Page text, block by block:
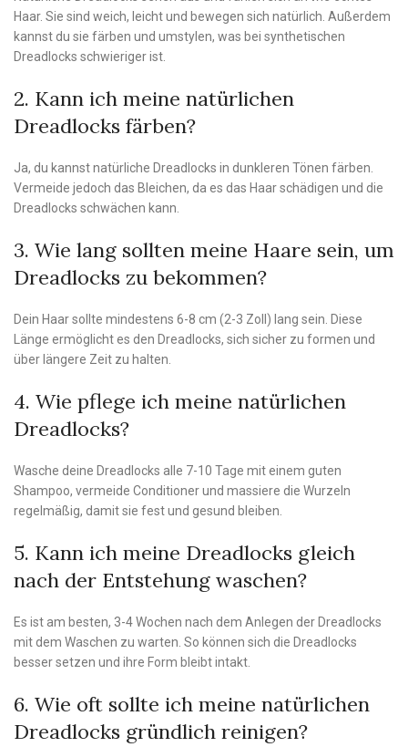
Haar. Sie sind weich, leicht und bewegen sich natürlich. Außerdem
kannst du sie färben und umstylen, was bei synthetischen
Dreadlocks schwieriger ist.
2. Kann ich meine natürlichen
Dreadlocks färben?
Ja, du kannst natürliche Dreadlocks in dunkleren Tönen färben.
Vermeide jedoch das Bleichen, da es das Haar schädigen und die
Dreadlocks schwächen kann.
3. Wie lang sollten meine Haare sein, um
Dreadlocks zu bekommen?
Dein Haar sollte mindestens 6-8 cm (2-3 Zoll) lang sein. Diese
Länge ermöglicht es den Dreadlocks, sich sicher zu formen und
über längere Zeit zu halten.
4. Wie pflege ich meine natürlichen
Dreadlocks?
Wasche deine Dreadlocks alle 7-10 Tage mit einem guten
Shampoo, vermeide Conditioner und massiere die Wurzeln
regelmäßig, damit sie fest und gesund bleiben.
5. Kann ich meine Dreadlocks gleich
nach der Entstehung waschen?
Es ist am besten, 3-4 Wochen nach dem Anlegen der Dreadlocks
mit dem Waschen zu warten. So können sich die Dreadlocks
besser setzen und ihre Form bleibt intakt.
6. Wie oft sollte ich meine natürlichen
Dreadlocks gründlich reinigen?